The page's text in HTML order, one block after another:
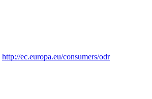
http://ec.europa.eu/consumers/odr